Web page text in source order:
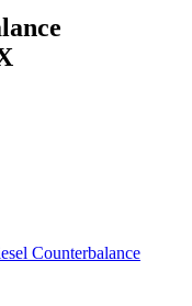
Counterbalance